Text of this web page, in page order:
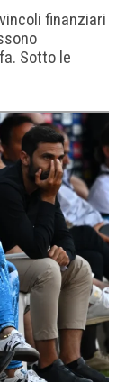
finanziari
Sotto le
in Europa"